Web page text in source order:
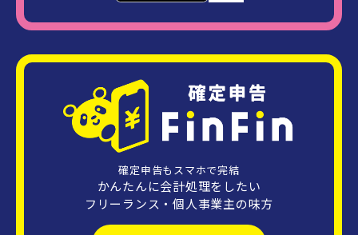
確定申告もスマホで完結
かんたんに会計処理をしたい
フリーランス・個人事業主の味方